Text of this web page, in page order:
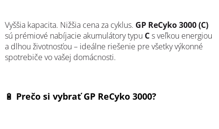
Vyššia kapacita. Nižšia cena za cyklus. GP ReCyko 3000 (C)
sú prémiové nabíjacie akumulátory typu Cs veľkou energiou
a dlhou životnosťou – ideálne riešenie pre všetky výkonné
spotrebiče vo vašej domácnosti.
🔋 Prečo si vybrať GP ReCyko 3000?